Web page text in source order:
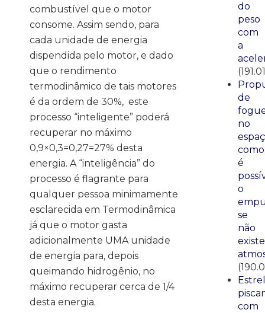
combustível que o motor
consome. Assim sendo, para
cada unidade de energia
dispendida pelo motor, e dado
que o rendimento
termodinâmico de tais motores
é da ordem de 30%, este
processo “inteligente” poderá
recuperar no máximo
0,9×0,3=0,27=27% desta
energia. A “inteligência” do
processo é flagrante para
qualquer pessoa minimamente
esclarecida em Termodinâmica
já que o motor gasta
adicionalmente UMA unidade
de energia para, depois
queimando hidrogênio, no
máximo recuperar cerca de 1/4
desta energia.
do
peso
com
a
de
no
como
é
o
se
não
existe
com